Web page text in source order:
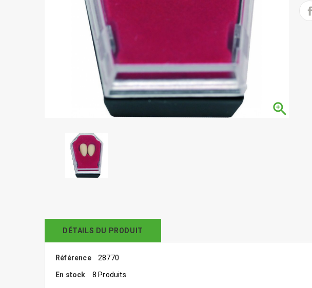

DÉTAILS DU PRODUIT
Référence 28770
En stock 8 Produits